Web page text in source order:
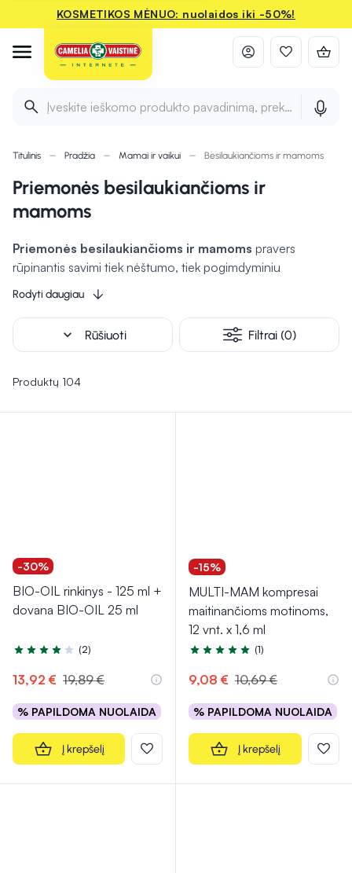
KOSMETIKOS MĖNUO: nuolaidos iki -50%!
Įveskite ieškomo produkto pavadinimą, prekės ženklą ir
Titulinis Pradžia Mamai ir vaikui Besilaukiančioms ir mamoms
Priemonės besilaukiančioms ir
mamoms
Priemonės besilaukiančioms ir mamoms pravers
rūpinantis savimi tiek nėštumo, tiek pogimdyminiu
laikotarpiu. Čia rasite įvairių higienos, kūno priežiūros ir
komfortą užtikrinančių prekių: nuo kremų jautriai krūtų odai
iki vienkartinių kelnaičių po gimdymo. Šie produktai skirti
kasdieniam diskomfortui sumažinti, padėti atsigauti po
priemonių, kurios padeda pasiruošti gimdymui bei
Rodyti daugiau
expand_more Rūšiuoti Filtrai (0)
Produktų 104
-30%
BIO-OIL rinkinys - 125 ml +
dovana BIO-OIL 25 ml
Įvertinimas 4.0 iš 5
(2)
13,92 € 19,89 €
% PAPILDOMA NUOLAIDA
Į krepšelį
-15%
MULTI-MAM kompresai
maitinančioms motinoms,
12 vnt. x 1,6 ml
Įvertinimas 5.0 iš 5
(1)
9,08 € 10,69 €
% PAPILDOMA NUOLAIDA
Į krepšelį